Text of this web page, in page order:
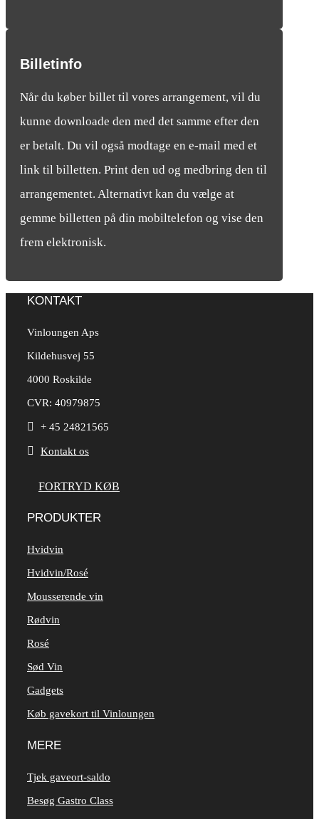
Billetinfo
Når du køber billet til vores arrangement, vil du
kunne downloade den med det samme efter den
er betalt. Du vil også modtage en e-mail med et
link til billetten. Print den ud og medbring den til
arrangementet. Alternativt kan du vælge at
gemme billetten på din mobiltelefon og vise den
frem elektronisk.
KONTAKT
Vinloungen Aps
Kildehusvej 55
4000 Roskilde
CVR: 40979875
 + 45 24821565
 Kontakt os
FORTRYD KØB
PRODUKTER
Hvidvin
Hvidvin/Rosé
Mousserende vin
Rødvin
Rosé
Sød Vin
Gadgets
Køb gavekort til Vinloungen
MERE
Tjek gaveort-saldo
Besøg Gastro Class